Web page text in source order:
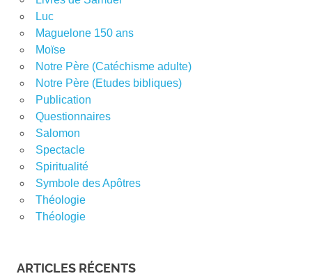
Luc
Maguelone 150 ans
Moïse
Notre Père (Catéchisme adulte)
Notre Père (Etudes bibliques)
Publication
Questionnaires
Salomon
Spectacle
Spiritualité
Symbole des Apôtres
Théologie
Théologie
ARTICLES RÉCENTS